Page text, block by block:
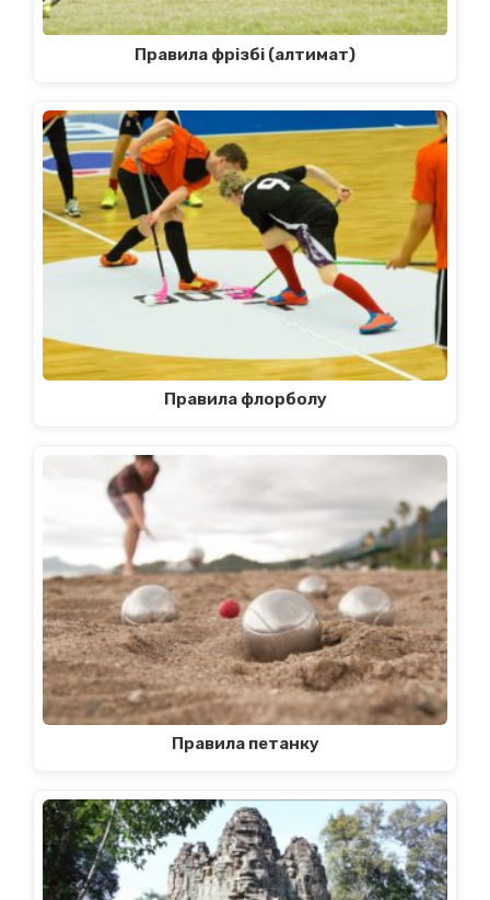
Правила фрізбі (алтимат)
Правила флорболу
Правила петанку